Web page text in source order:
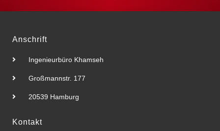
Anschrift
Ingenieurbüro Khamseh
Großmannstr. 177
20539 Hamburg
Kontakt